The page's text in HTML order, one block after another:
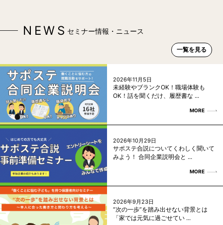
NEWS セミナー情報・ニュース
一覧を見る
2026年11月5日
未経験やブランクOK！職場体験も
OK！話を聞くだけ、履歴書な ...
MORE
2026年10月29日
サポステ合説についてくわしく聞いて
みよう！ 合同企業説明会と ...
MORE
2026年9月23日
“次の一歩”を踏み出せない背景とは
「家では元気に過ごせてい ...